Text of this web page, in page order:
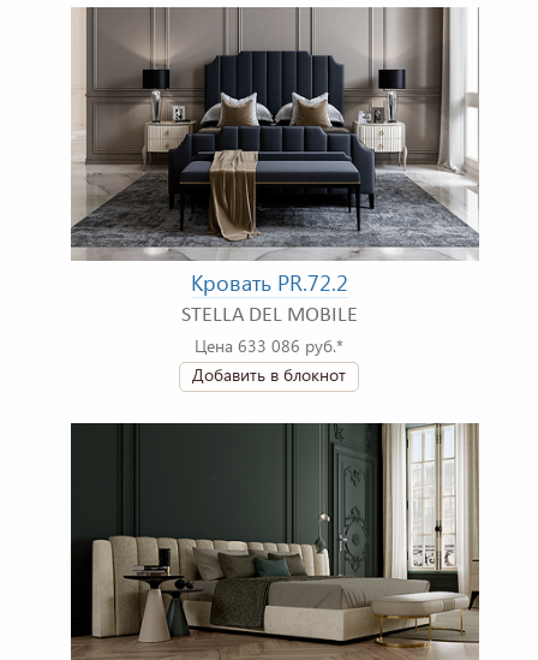
Кровать PR.72.2
STELLA DEL MOBILE
Цена 633 086 руб.*
Добавить в блокнот